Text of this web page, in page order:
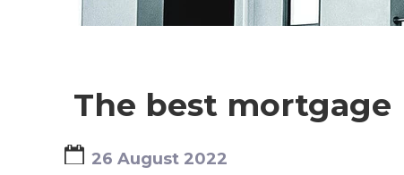
The best mortgage
26 August 2022